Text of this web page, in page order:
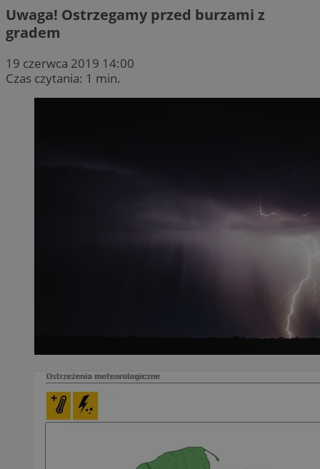
Uwaga! Ostrzegamy przed burzami z
gradem
19 czerwca 2019 14:00
Czas czytania: 1 min.